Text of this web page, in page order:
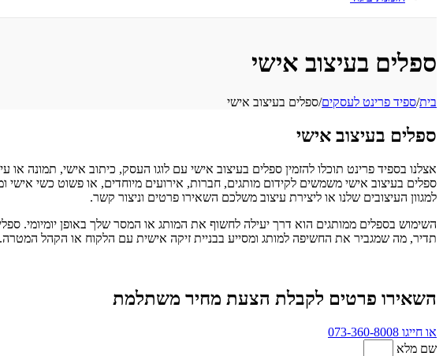
ספלים בעיצוב אישי
בית/ספיד פרינט לעסקים/ספלים בעיצוב אישי
ספלים בעיצוב אישי
אצלנו בספיד פרינט תוכלו להזמין ספלים בעיצוב אישי עם לוגו העסק, כיתוב אישי, תמונה או
ספלים בעיצוב אישי משמשים לקידום מותגים, חברות, אירועים מיוחדים, או פשוט כשי אישי
למגוון העיצובים שלנו או ליצירת עיצוב משלכם השאירו פרטים וניצור קשר.
השימוש בספלים ממותגים הוא דרך יעילה לחשוף את המותג או המסר שלך באופן יומיומי.
תדיר, מה שמגביר את החשיפה למותג ומסייע בבניית זיקה אישית עם הלקוח או הקהל המטרה.
השאירו פרטים לקבלת הצעת מחיר משתלמת
או חייגו 073-360-8008
שם מלא